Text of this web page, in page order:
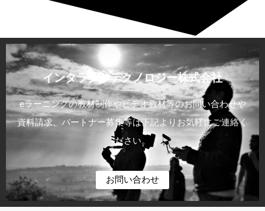
インタラクトテクノロジー株式会社
eラーニングの教材制作やビデオ教材等のお問い合わせや
資料請求、パートナー募集等は下記よりお気軽にご連絡く
ださい。
お問い合わせ